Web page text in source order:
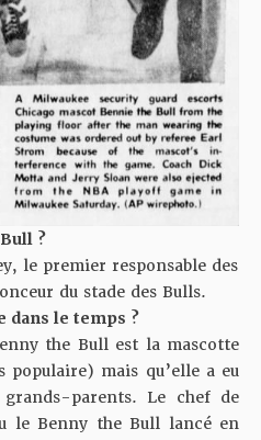
?
le premier responsable des
du stade des Bulls.
dans le temps ?
the Bull est la mascotte
mais qu’elle a eu
parents. Le chef de
le Benny the Bull lancé en